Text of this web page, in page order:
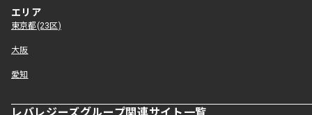
エリア
東京都(23区)
大阪
愛知